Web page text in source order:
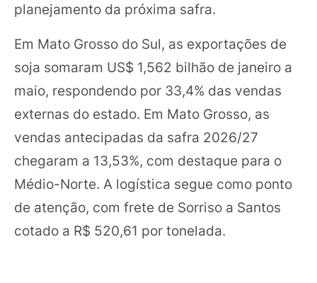
planejamento da próxima safra.
Em Mato Grosso do Sul, as exportações de
soja somaram US$ 1,562 bilhão de janeiro a
maio, respondendo por 33,4% das vendas
externas do estado. Em Mato Grosso, as
vendas antecipadas da safra 2026/27
chegaram a 13,53%, com destaque para o
Médio-Norte. A logística segue como ponto
de atenção, com frete de Sorriso a Santos
cotado a R$ 520,61 por tonelada.